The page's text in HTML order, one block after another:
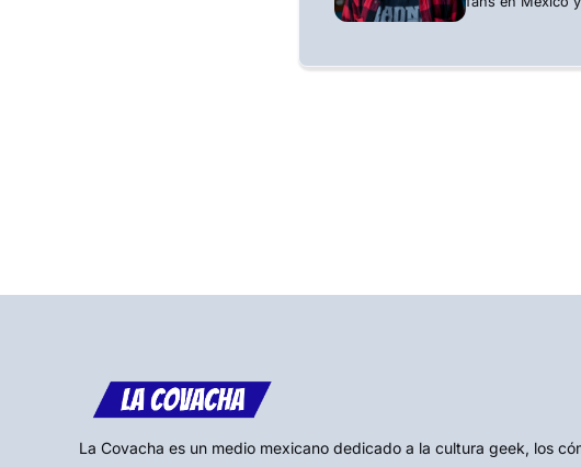
La Covacha es un medio mexicano dedicado a la cultura geek, los